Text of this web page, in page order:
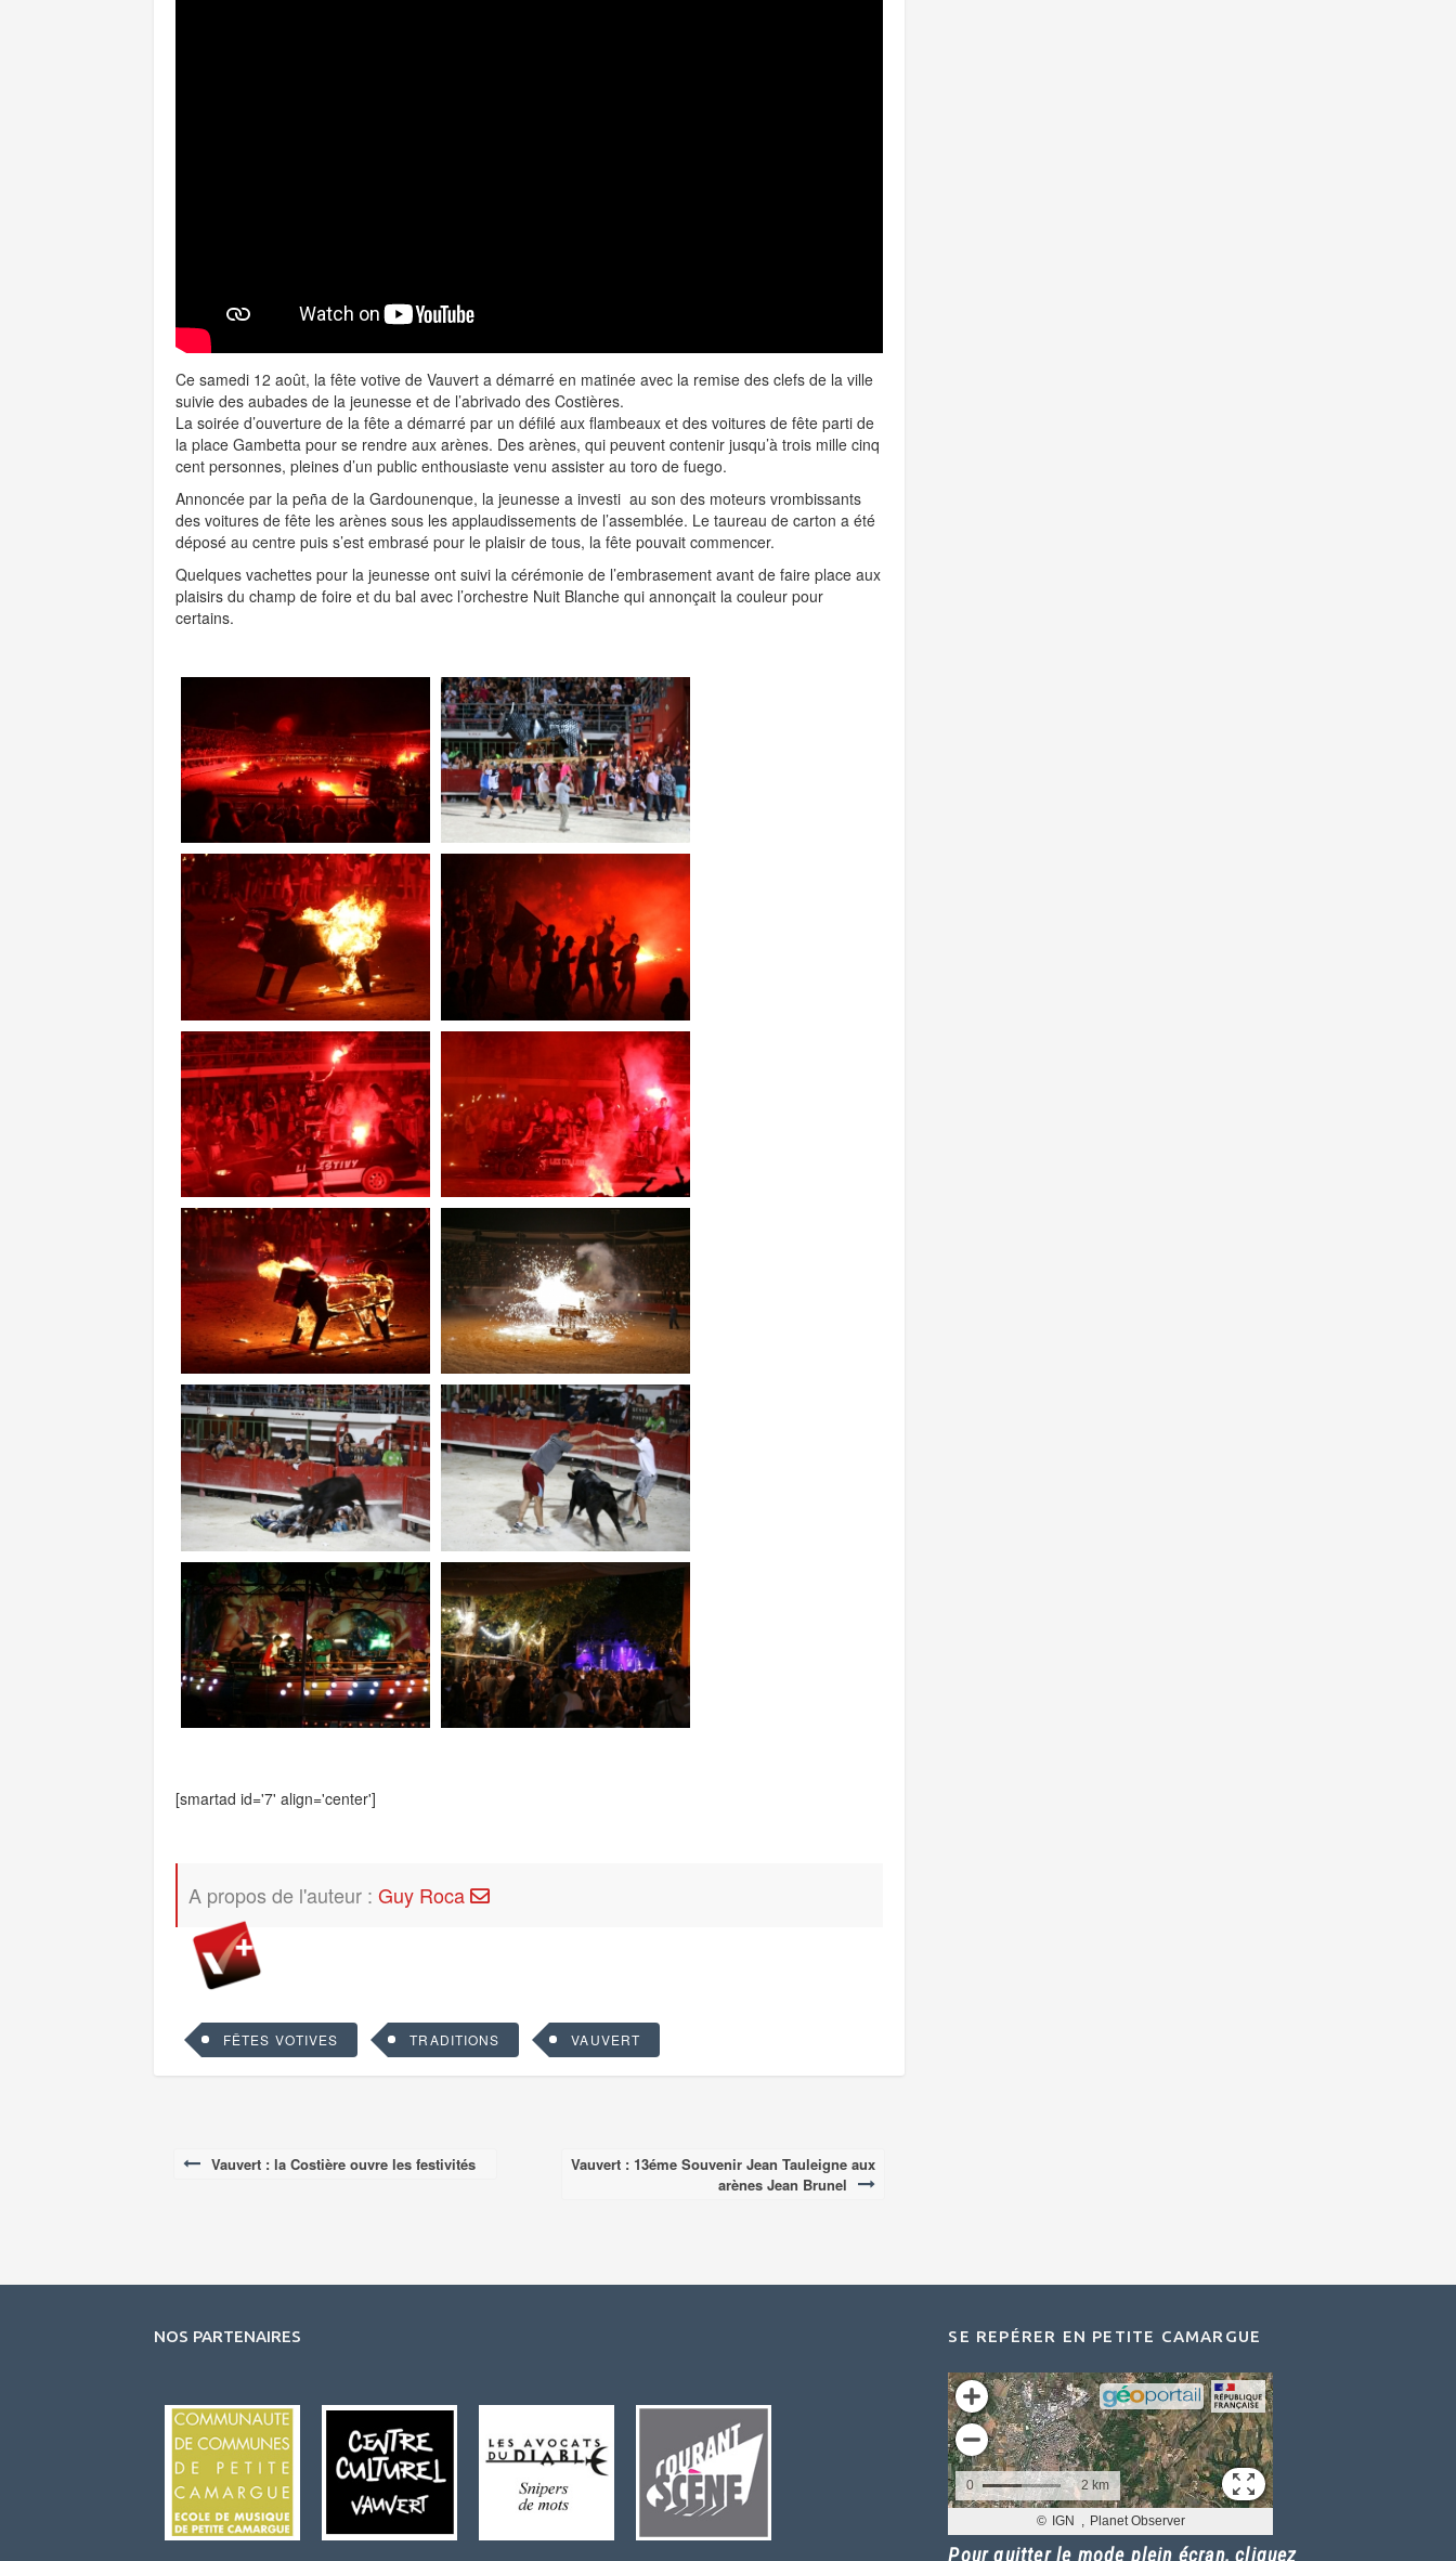
Ce samedi 12 août, la fête votive de Vauvert a démarré en matinée avec la remise des clefs de la ville
suivie des aubades de la jeunesse et de l’abrivado des Costières.
La soirée d’ouverture de la fête a démarré par un défilé aux flambeaux et des voitures de fête parti de
la place Gambetta pour se rendre aux arènes. Des arènes, qui peuvent contenir jusqu’à trois mille cinq
cent personnes, pleines d’un public enthousiaste venu assister au toro de fuego.
Annoncée par la peña de la Gardounenque, la jeunesse a investi au son des moteurs vrombissants
des voitures de fête les arènes sous les applaudissements de l’assemblée. Le taureau de carton a été
déposé au centre puis s’est embrasé pour le plaisir de tous, la fête pouvait commencer.
Quelques vachettes pour la jeunesse ont suivi la cérémonie de l’embrasement avant de faire place aux
plaisirs du champ de foire et du bal avec l’orchestre Nuit Blanche qui annonçait la couleur pour
certains.
[smartad id='7' align='center']
A propos de l'auteur : Guy Roca
FÊTES VOTIVES TRADITIONS VAUVERT
Vauvert : la Costière ouvre les festivités
Vauvert : 13éme Souvenir Jean Tauleigne aux
arènes Jean Brunel
NOS PARTENAIRES SE REPÉRER EN PETITE CAMARGUE
Pour quitter le mode plein écran, cliquez